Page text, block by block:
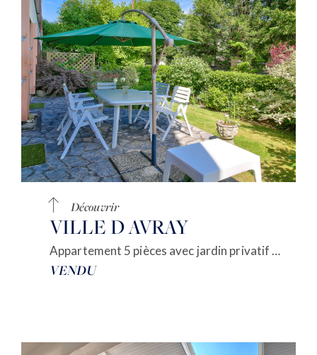
Découvrir
VILLE D AVRAY
Appartement 5 pièces avec jardin privatif clos
VENDU